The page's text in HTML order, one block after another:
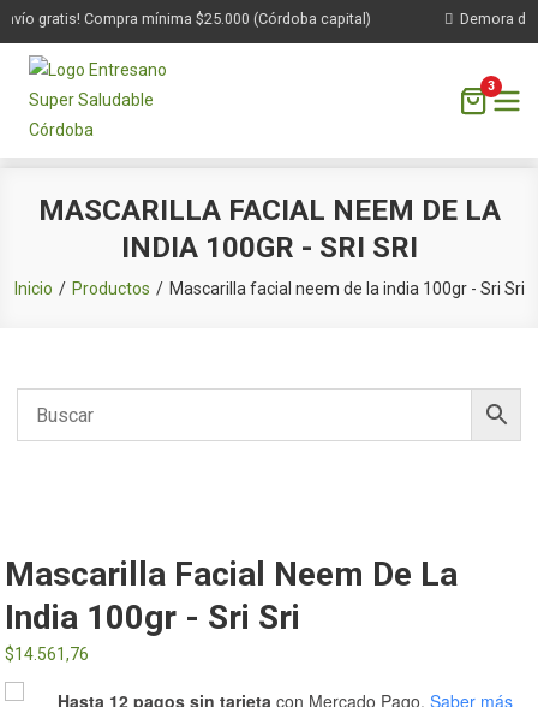
gratis! Compra mínima $25.000 (Córdoba capital) Demora de
3
MASCARILLA FACIAL NEEM DE LA
INDIA 100GR - SRI SRI
Inicio Productos Mascarilla facial neem de la india 100gr - Sri Sri
Mascarilla Facial Neem De La
India 100gr - Sri Sri
$14.561,76
Hasta 12 pagos sin tarjeta con Mercado Pago. Saber más